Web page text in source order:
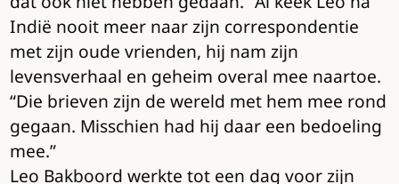
Indië nooit meer naar zijn correspondentie
met zijn oude vrienden, hij nam zijn
levensverhaal en geheim overal mee naartoe.
“Die brieven zijn de wereld met hem mee rond
gegaan. Misschien had hij daar een bedoeling
mee.”
Leo Bakboord werkte tot een dag voor zijn